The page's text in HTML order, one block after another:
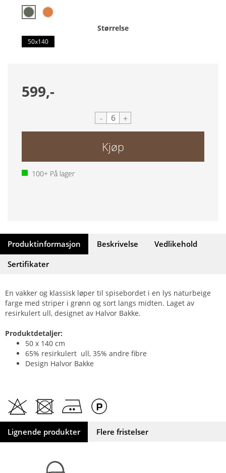
Størrelse
50x140
599,-
- +
Kjøp
100+ På lager
Produktinformasjon Beskrivelse
Vedlikehold
Sertifikater
En vakker og klassisk løper til spisebordet i en lys naturbeige
farge med striper i grønn og sort langs midten. Laget av
resirkulert ull, designet av Halvor Bakke.
Produktdetaljer:
50 x 140 cm
65% resirkulert ull, 35% andre fibre
Design Halvor Bakke
Lignende produkter Flere fristelser